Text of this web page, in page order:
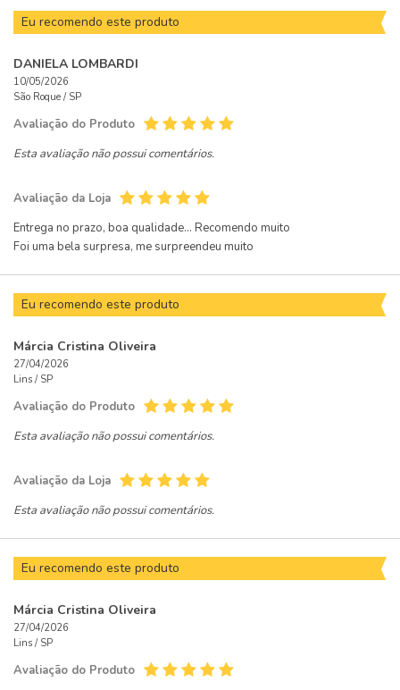
Eu recomendo este produto
DANIELA LOMBARDI
10/05/2026
São Roque / SP
Avaliação do Produto
Esta avaliação não possui comentários.
Avaliação da Loja
Entrega no prazo, boa qualidade... Recomendo muito
Foi uma bela surpresa, me surpreendeu muito
Eu recomendo este produto
Márcia Cristina Oliveira
27/04/2026
Lins / SP
Avaliação do Produto
Esta avaliação não possui comentários.
Avaliação da Loja
Esta avaliação não possui comentários.
Eu recomendo este produto
Márcia Cristina Oliveira
27/04/2026
Lins / SP
Avaliação do Produto